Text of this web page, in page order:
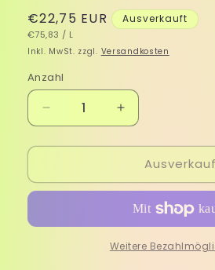
Normaler
Preis
€22,75 EUR
GRUNDPREIS
€75,83 / PRO
L
Ausverkauft
Inkl. MwSt. zzgl. Versandkosten
Anzahl
Verringere
die
Menge
7th
Mask
Erhöhe
die
Menge
7th
Face
Mask
Black
Weitere